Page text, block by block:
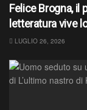
Felice Brogna, il
letteratura vive
LUGLIO 26, 2026